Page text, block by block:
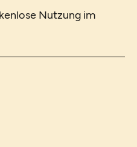
Nutzung im